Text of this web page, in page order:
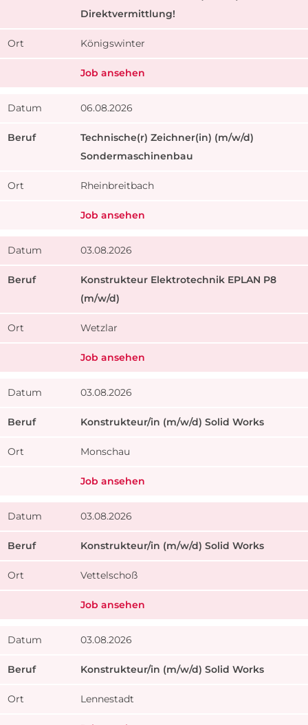
Direktvermittlung!
Königswinter
Job ansehen
06.08.2026
Technische(r) Zeichner(in) (m/w/d)
Sondermaschinenbau
Rheinbreitbach
Job ansehen
03.08.2026
Konstrukteur Elektrotechnik EPLAN P8
(m/w/d)
Wetzlar
Job ansehen
03.08.2026
Konstrukteur/in (m/w/d) Solid Works
Monschau
Job ansehen
03.08.2026
Konstrukteur/in (m/w/d) Solid Works
Vettelschoß
Job ansehen
03.08.2026
Konstrukteur/in (m/w/d) Solid Works
Lennestadt